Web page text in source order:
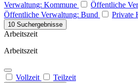
Verwaltung: Kommune
Öffentliche
Öffentliche Verwaltung: Bund
Private
10 Suchergebnisse
Arbeitszeit
Arbeitszeit
Vollzeit Teilzeit